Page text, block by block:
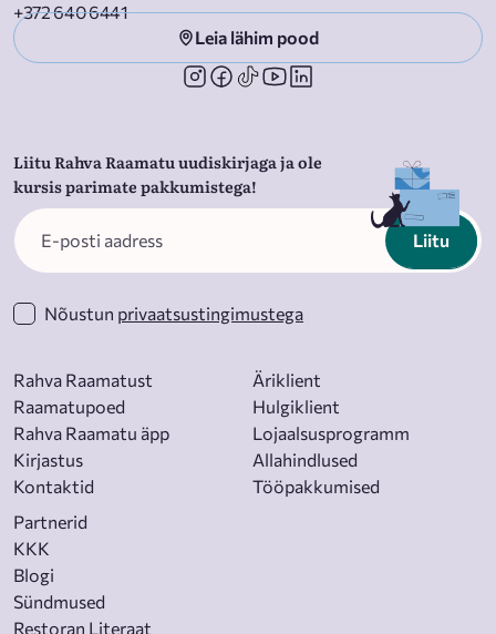
+372 640 6441
Leia lähim pood
Liitu Rahva Raamatu uudiskirjaga ja ole
kursis parimate pakkumistega!
Liitu
Nõustun privaatsustingimustega
Rahva Raamatust
Raamatupoed
Rahva Raamatu äpp
Kirjastus
Kontaktid
Äriklient
Hulgiklient
Lojaalsusprogramm
Allahindlused
Tööpakkumised
Partnerid
KKK
Blogi
Sündmused
Restoran Literaat